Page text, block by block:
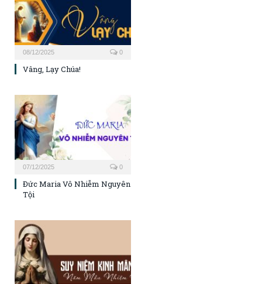
08/12/2025 0
Vâng, Lạy Chúa!
07/12/2025 0
Đức Maria Vô Nhiễm Nguyên
Tội